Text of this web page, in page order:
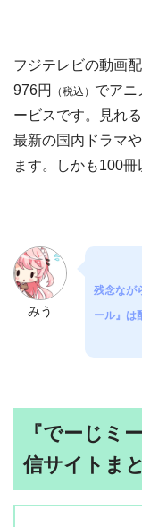
フジテレビの動画
976円
（税込） でアニ
ービスです。見れ
最新の国内ドラマ
ます。しかも100冊
みう
残念なが
ール』は
『でーじミ
信サイトま